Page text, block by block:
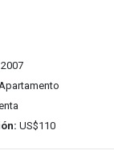
2007
Apartamento
US$110